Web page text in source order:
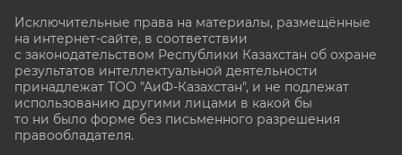
Исключительные права на материалы, размещённые
на интернет-сайте, в соответствии
с законодательством Республики Казахстан об охране
результатов интеллектуальной деятельности
принадлежат ТОО "АиФ-Казахстан", и не подлежат
использованию другими лицами в какой бы
то ни было форме без письменного разрешения
правообладателя.